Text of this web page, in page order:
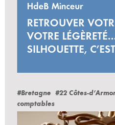
HdeB Minceur
RETROUVER
VOTRE
SILHOUETTE,
#Bretagne #22 Côtes-
comptables